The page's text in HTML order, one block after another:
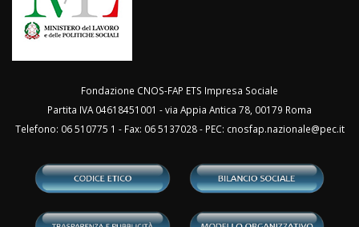
Fondazione CNOS-FAP ETS Impresa Sociale
Partita IVA 04618451001 - via Appia Antica 78, 00179 Roma
Telefono: 06 510775 1 - Fax: 06 5137028 - PEC: cnosfap.nazionale@pec.it